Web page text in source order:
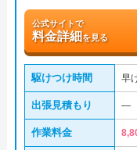
公式サイトで
料金詳細を見る
駆けつけ時間 早
出張見積もり ―
作業料金